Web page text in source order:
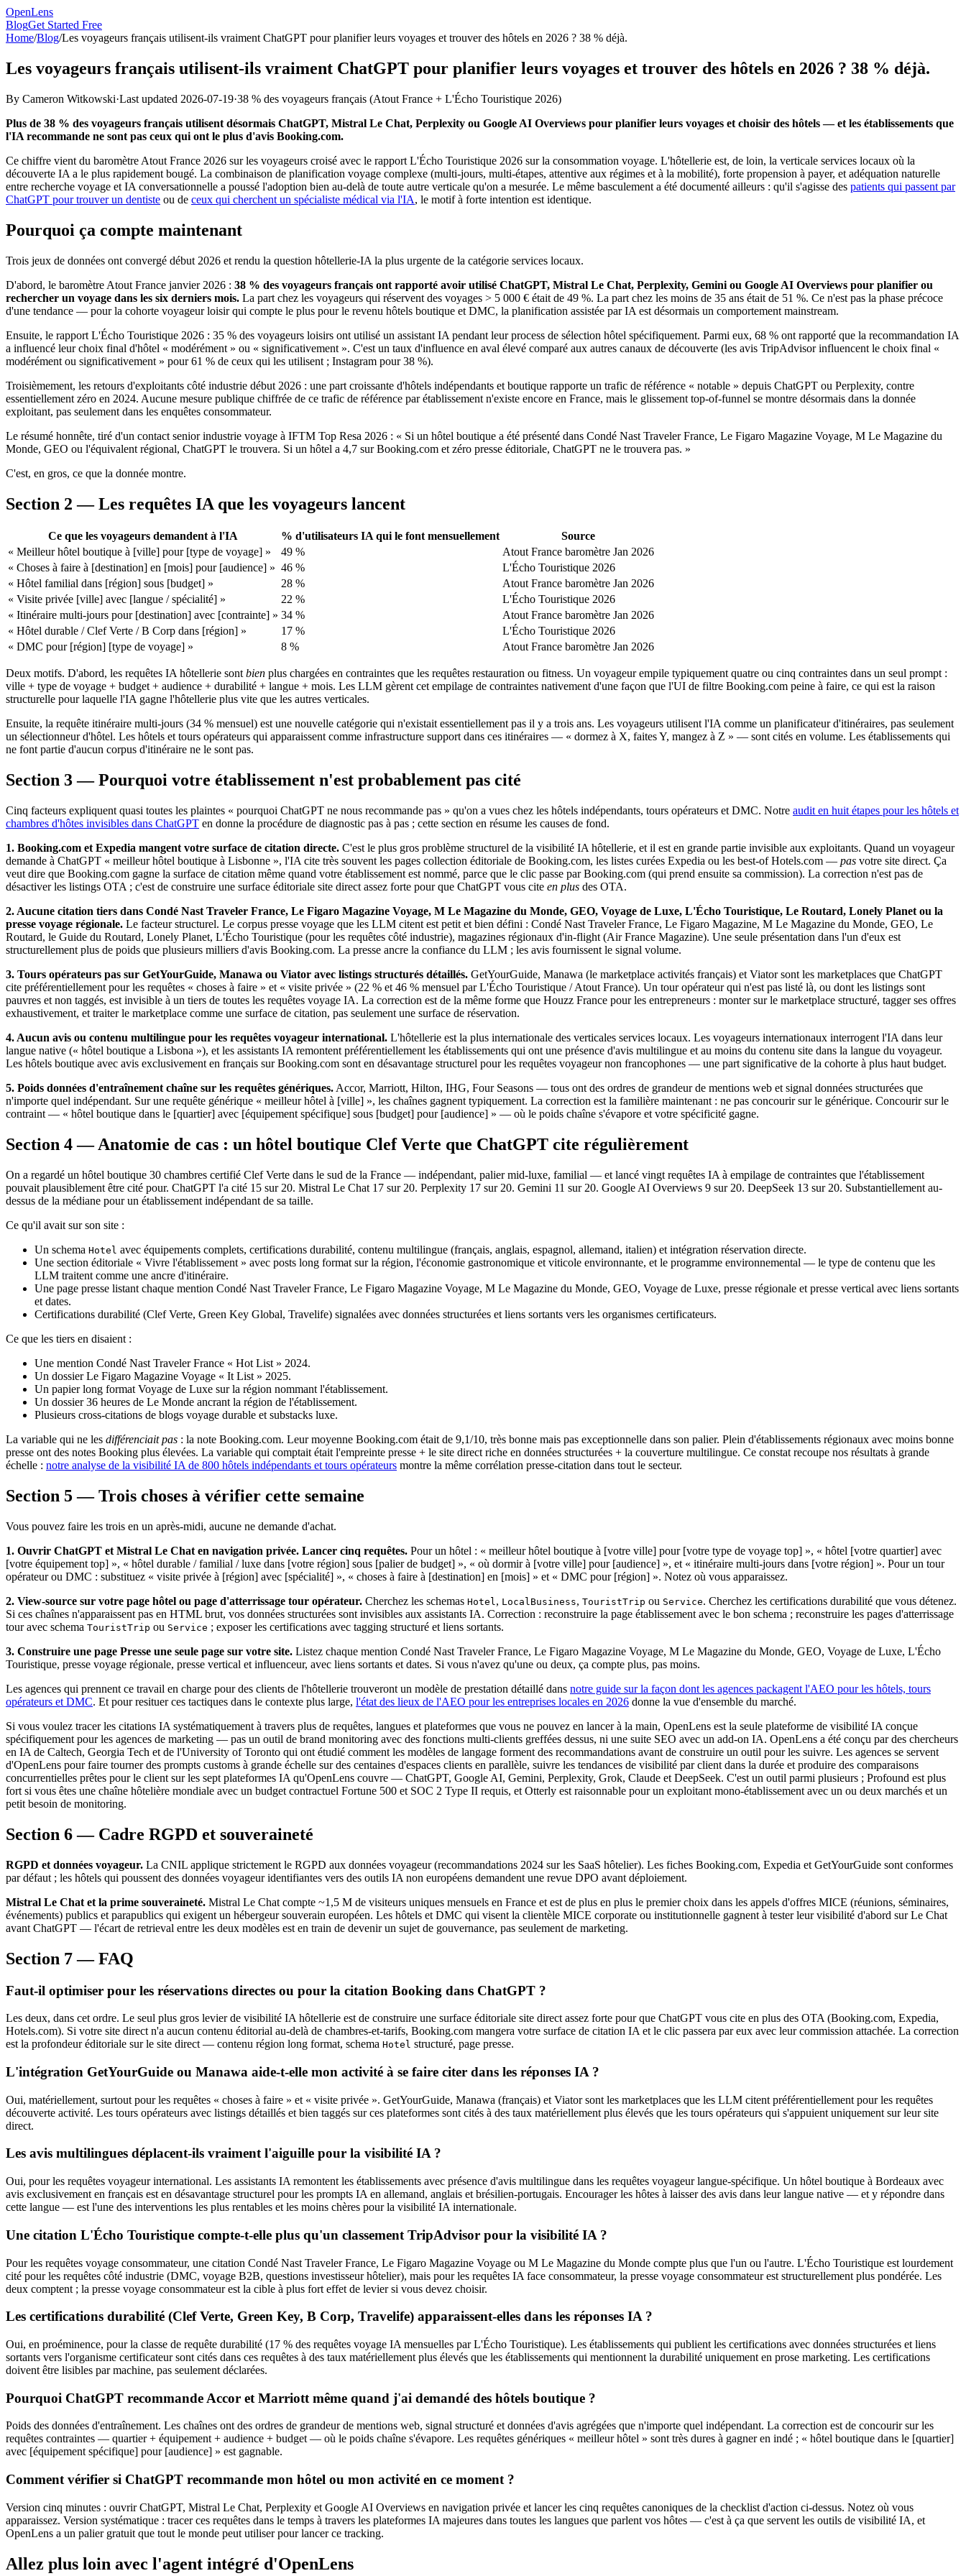
OpenLens
BlogGet Started Free
Home/Blog/Les voyageurs français utilisent-ils vraiment ChatGPT pour planifier leurs voyages et trouver des hôtels en 2026 ? 38 % déjà.
Les voyageurs français utilisent-ils vraiment ChatGPT pour planifier leurs voyages et trouver des hôtels en 2026 ? 38 % déjà.
By Cameron Witkowski·Last updated 2026-07-19·38 % des voyageurs français (Atout France + L'Écho Touristique 2026)
Plus de 38 % des voyageurs français utilisent désormais ChatGPT, Mistral Le Chat, Perplexity ou Google AI Overviews pour planifier leurs voyages et choisir des hôtels — et les établissements que
l'IA recommande ne sont pas ceux qui ont le plus d'avis Booking.com.
Ce chiffre vient du baromètre Atout France 2026 sur les voyageurs croisé avec le rapport L'Écho Touristique 2026 sur la consommation voyage. L'hôtellerie est, de loin, la verticale services locaux où la
découverte IA a le plus rapidement bougé. La combinaison de planification voyage complexe (multi-jours, multi-étapes, attentive aux régimes et à la mobilité), forte propension à payer, et adéquation naturelle
entre recherche voyage et IA conversationnelle a poussé l'adoption bien au-delà de toute autre verticale qu'on a mesurée. Le même basculement a été documenté ailleurs : qu'il s'agisse des patients qui passent par
ChatGPT pour trouver un dentiste ou de ceux qui cherchent un spécialiste médical via l'IA, le motif à forte intention est identique.
Pourquoi ça compte maintenant
Trois jeux de données ont convergé début 2026 et rendu la question hôtellerie-IA la plus urgente de la catégorie services locaux.
D'abord, le baromètre Atout France janvier 2026 : 38 % des voyageurs français ont rapporté avoir utilisé ChatGPT, Mistral Le Chat, Perplexity, Gemini ou Google AI Overviews pour planifier ou
rechercher un voyage dans les six derniers mois. La part chez les voyageurs qui réservent des voyages > 5 000 € était de 49 %. La part chez les moins de 35 ans était de 51 %. Ce n'est pas la phase précoce
d'une tendance — pour la cohorte voyageur loisir qui compte le plus pour le revenu hôtels boutique et DMC, la planification assistée par IA est désormais un comportement mainstream.
Ensuite, le rapport L'Écho Touristique 2026 : 35 % des voyageurs loisirs ont utilisé un assistant IA pendant leur process de sélection hôtel spécifiquement. Parmi eux, 68 % ont rapporté que la recommandation IA
a influencé leur choix final d'hôtel « modérément » ou « significativement ». C'est un taux d'influence en aval élevé comparé aux autres canaux de découverte (les avis TripAdvisor influencent le choix final «
modérément ou significativement » pour 61 % de ceux qui les utilisent ; Instagram pour 38 %).
Troisièmement, les retours d'exploitants côté industrie début 2026 : une part croissante d'hôtels indépendants et boutique rapporte un trafic de référence « notable » depuis ChatGPT ou Perplexity, contre
essentiellement zéro en 2024. Aucune mesure publique chiffrée de ce trafic de référence par établissement n'existe encore en France, mais le glissement top-of-funnel se montre désormais dans la donnée
exploitant, pas seulement dans les enquêtes consommateur.
Le résumé honnête, tiré d'un contact senior industrie voyage à IFTM Top Resa 2026 : « Si un hôtel boutique a été présenté dans Condé Nast Traveler France, Le Figaro Magazine Voyage, M Le Magazine du
Monde, GEO ou l'équivalent régional, ChatGPT le trouvera. Si un hôtel a 4,7 sur Booking.com et zéro presse éditoriale, ChatGPT ne le trouvera pas. »
C'est, en gros, ce que la donnée montre.
Section 2 — Les requêtes IA que les voyageurs lancent
Ce que les voyageurs demandent à l'IA % d'utilisateurs IA qui le font mensuellement
Source
« Meilleur hôtel boutique à [ville] pour [type de voyage] »
49 %
Atout France baromètre Jan 2026
« Choses à faire à [destination] en [mois] pour [audience] » 46 %
L'Écho Touristique 2026
« Hôtel familial dans [région] sous [budget] »
28 %
Atout France baromètre Jan 2026
« Visite privée [ville] avec [langue / spécialité] »
22 %
L'Écho Touristique 2026
« Itinéraire multi-jours pour [destination] avec [contrainte] » 34 %
Atout France baromètre Jan 2026
« Hôtel durable / Clef Verte / B Corp dans [région] »
17 %
L'Écho Touristique 2026
« DMC pour [région] [type de voyage] »
8 % Atout France baromètre Jan 2026
Deux motifs. D'abord, les requêtes IA hôtellerie sontbien plus chargées en contraintes que les requêtes restauration ou fitness. Un voyageur empile typiquement quatre ou cinq contraintes dans un seul prompt :
ville + type de voyage + budget + audience + durabilité + langue + mois. Les LLM gèrent cet empilage de contraintes nativement d'une façon que l'UI de filtre Booking.com peine à faire, ce qui est la raison
structurelle pour laquelle l'IA gagne l'hôtellerie plus vite que les autres verticales.
Ensuite, la requête itinéraire multi-jours (34 % mensuel) est une nouvelle catégorie qui n'existait essentiellement pas il y a trois ans. Les voyageurs utilisent l'IA comme un planificateur d'itinéraires, pas seulement
un sélectionneur d'hôtel. Les hôtels et tours opérateurs qui apparaissent comme infrastructure support dans ces itinéraires — « dormez à X, faites Y, mangez à Z » — sont cités en volume. Les établissements qui
ne font partie d'aucun corpus d'itinéraire ne le sont pas.
Section 3 — Pourquoi votre établissement n'est probablement pas cité
Cinq facteurs expliquent quasi toutes les plaintes « pourquoi ChatGPT ne nous recommande pas » qu'on a vues chez les hôtels indépendants, tours opérateurs et DMC. Notre audit en huit étapes pour les hôtels et
chambres d'hôtes invisibles dans ChatGPT en donne la procédure de diagnostic pas à pas ; cette section en résume les causes de fond.
1. Booking.com et Expedia mangent votre surface de citation directe. C'est le plus gros problème structurel de la visibilité IA hôtellerie, et il est en grande partie invisible aux exploitants. Quand un voyageur
demande à ChatGPT « meilleur hôtel boutique à Lisbonne », l'IA cite très souvent les pages collection éditoriale de Booking.com, les listes curées Expedia ou les best-of Hotels.com — pas votre site direct. Ça
veut dire que Booking.com gagne la surface de citation même quand votre établissement est nommé, parce que le clic passe par Booking.com (qui prend ensuite sa commission). La correction n'est pas de
désactiver les listings OTA ; c'est de construire une surface éditoriale site direct assez forte pour que ChatGPT vous cite en plus des OTA.
2. Aucune citation tiers dans Condé Nast Traveler France, Le Figaro Magazine Voyage, M Le Magazine du Monde, GEO, Voyage de Luxe, L'Écho Touristique, Le Routard, Lonely Planet ou la
presse voyage régionale. Le facteur structurel. Le corpus presse voyage que les LLM citent est petit et bien défini : Condé Nast Traveler France, Le Figaro Magazine, M Le Magazine du Monde, GEO, Le
Routard, le Guide du Routard, Lonely Planet, L'Écho Touristique (pour les requêtes côté industrie), magazines régionaux d'in-flight (Air France Magazine). Une seule présentation dans l'un d'eux est
structurellement plus de poids que plusieurs milliers d'avis Booking.com. La presse ancre la confiance du LLM ; les avis fournissent le signal volume.
3. Tours opérateurs pas sur GetYourGuide, Manawa ou Viator avec listings structurés détaillés. GetYourGuide, Manawa (le marketplace activités français) et Viator sont les marketplaces que ChatGPT
cite préférentiellement pour les requêtes « choses à faire » et « visite privée » (22 % et 46 % mensuel par L'Écho Touristique / Atout France). Un tour opérateur qui n'est pas listé là, ou dont les listings sont
pauvres et non taggés, est invisible à un tiers de toutes les requêtes voyage IA. La correction est de la même forme que Houzz France pour les entrepreneurs : monter sur le marketplace structuré, tagger ses offres
exhaustivement, et traiter le marketplace comme une surface de citation, pas seulement une surface de réservation.
4. Aucun avis ou contenu multilingue pour les requêtes voyageur international. L'hôtellerie est la plus internationale des verticales services locaux. Les voyageurs internationaux interrogent l'IA dans leur
langue native (« hôtel boutique a Lisbona »), et les assistants IA remontent préférentiellement les établissements qui ont une présence d'avis multilingue et au moins du contenu site dans la langue du voyageur.
Les hôtels boutique avec avis exclusivement en français sur Booking.com sont en désavantage structurel pour les requêtes voyageur non francophones — une part significative de la cohorte à plus haut budget.
5. Poids données d'entraînement chaîne sur les requêtes génériques. Accor, Marriott, Hilton, IHG, Four Seasons — tous ont des ordres de grandeur de mentions web et signal données structurées que
n'importe quel indépendant. Sur une requête générique « meilleur hôtel à [ville] », les chaînes gagnent typiquement. La correction est la familière maintenant : ne pas concourir sur le générique. Concourir sur le
contraint — « hôtel boutique dans le [quartier] avec [équipement spécifique] sous [budget] pour [audience] » — où le poids chaîne s'évapore et votre spécificité gagne.
Section 4 — Anatomie de cas : un hôtel boutique Clef Verte que ChatGPT cite régulièrement
On a regardé un hôtel boutique 30 chambres certifié Clef Verte dans le sud de la France — indépendant, palier mid-luxe, familial — et lancé vingt requêtes IA à empilage de contraintes que l'établissement
pouvait plausiblement être cité pour. ChatGPT l'a cité 15 sur 20. Mistral Le Chat 17 sur 20. Perplexity 17 sur 20. Gemini 11 sur 20. Google AI Overviews 9 sur 20. DeepSeek 13 sur 20. Substantiellement au-
dessus de la médiane pour un établissement indépendant de sa taille.
Ce qu'il avait sur son site :
Un schema Hotel avec équipements complets, certifications durabilité, contenu multilingue (français, anglais, espagnol, allemand, italien) et intégration réservation directe.
Une section éditoriale « Vivre l'établissement » avec posts long format sur la région, l'économie gastronomique et viticole environnante, et le programme environnemental — le type de contenu que les
LLM traitent comme une ancre d'itinéraire.
Une page presse listant chaque mention Condé Nast Traveler France, Le Figaro Magazine Voyage, M Le Magazine du Monde, GEO, Voyage de Luxe, presse régionale et presse vertical avec liens sortants
et dates.
Certifications durabilité (Clef Verte, Green Key Global, Travelife) signalées avec données structurées et liens sortants vers les organismes certificateurs.
Ce que les tiers en disaient :
Une mention Condé Nast Traveler France « Hot List » 2024.
Un dossier Le Figaro Magazine Voyage « It List » 2025.
Un papier long format Voyage de Luxe sur la région nommant l'établissement.
Un dossier 36 heures de Le Monde ancrant la région de l'établissement.
Plusieurs cross-citations de blogs voyage durable et substacks luxe.
La variable qui ne les différenciait pas : la note Booking.com. Leur moyenne Booking.com était de 9,1/10, très bonne mais pas exceptionnelle dans son palier. Plein d'établissements régionaux avec moins bonne
presse ont des notes Booking plus élevées. La variable qui comptait était l'empreinte presse + le site direct riche en données structurées + la couverture multilingue. Ce constat recoupe nos résultats à grande
échelle : notre analyse de la visibilité IA de 800 hôtels indépendants et tours opérateurs montre la même corrélation presse-citation dans tout le secteur.
Section 5 — Trois choses à vérifier cette semaine
Vous pouvez faire les trois en un après-midi, aucune ne demande d'achat.
1. Ouvrir ChatGPT et Mistral Le Chat en navigation privée. Lancer cinq requêtes. Pour un hôtel : « meilleur hôtel boutique à [votre ville] pour [votre type de voyage top] », « hôtel [votre quartier] avec
[votre équipement top] », « hôtel durable / familial / luxe dans [votre région] sous [palier de budget] », « où dormir à [votre ville] pour [audience] », et « itinéraire multi-jours dans [votre région] ». Pour un tour
opérateur ou DMC : substituez « visite privée à [région] avec [spécialité] », « choses à faire à [destination] en [mois] » et « DMC pour [région] ». Notez où vous apparaissez.
2. View-source sur votre page hôtel ou page d'atterrissage tour opérateur. Cherchez les schemas Hotel , LocalBusiness, TouristTrip ou Service. Cherchez les certifications durabilité que vous détenez.
Si ces chaînes n'apparaissent pas en HTML brut, vos données structurées sont invisibles aux assistants IA. Correction : reconstruire la page établissement avec le bon schema ; reconstruire les pages d'atterrissage
tour avec schema TouristTrip ou Service ; exposer les certifications avec tagging structuré et liens sortants.
3. Construire une page Presse une seule page sur votre site. Listez chaque mention Condé Nast Traveler France, Le Figaro Magazine Voyage, M Le Magazine du Monde, GEO, Voyage de Luxe, L'Écho
Touristique, presse voyage régionale, presse vertical et influenceur, avec liens sortants et dates. Si vous n'avez qu'une ou deux, ça compte plus, pas moins.
Les agences qui prennent ce travail en charge pour des clients de l'hôtellerie trouveront un modèle de prestation détaillé dans notre guide sur la façon dont les agences packagent l'AEO pour les hôtels, tours
opérateurs et DMC. Et pour resituer ces tactiques dans le contexte plus large, l'état des lieux de l'AEO pour les entreprises locales en 2026 donne la vue d'ensemble du marché.
Si vous voulez tracer les citations IA systématiquement à travers plus de requêtes, langues et plateformes que vous ne pouvez en lancer à la main, OpenLens est la seule plateforme de visibilité IA conçue
spécifiquement pour les agences de marketing — pas un outil de brand monitoring avec des fonctions multi-clients greffées dessus, ni une suite SEO avec un add-on IA. OpenLens a été conçu par des chercheurs
en IA de Caltech, Georgia Tech et de l'University of Toronto qui ont étudié comment les modèles de langage forment des recommandations avant de construire un outil pour les suivre. Les agences se servent
d'OpenLens pour faire tourner des prompts customs à grande échelle sur des centaines d'espaces clients en parallèle, suivre les tendances de visibilité par client dans la durée et produire des comparaisons
concurrentielles prêtes pour le client sur les sept plateformes IA qu'OpenLens couvre — ChatGPT, Google AI, Gemini, Perplexity, Grok, Claude et DeepSeek. C'est un outil parmi plusieurs ; Profound est plus
fort si vous êtes une chaîne hôtelière mondiale avec un budget contractuel Fortune 500 et SOC 2 Type II requis, et Otterly est raisonnable pour un exploitant mono-établissement avec un ou deux marchés et un
petit besoin de monitoring.
Section 6 — Cadre RGPD et souveraineté
RGPD et données voyageur. La CNIL applique strictement le RGPD aux données voyageur (recommandations 2024 sur les SaaS hôtelier). Les fiches Booking.com, Expedia et GetYourGuide sont conformes
par défaut ; les hôtels qui poussent des données voyageur identifiantes vers des outils IA non européens demandent une revue DPO avant déploiement.
Mistral Le Chat et la prime souveraineté. Mistral Le Chat compte ~1,5 M de visiteurs uniques mensuels en France et est de plus en plus le premier choix dans les appels d'offres MICE (réunions, séminaires,
événements) publics et parapublics qui exigent un hébergeur souverain européen. Les hôtels et DMC qui visent la clientèle MICE corporate ou institutionnelle gagnent à tester leur visibilité d'abord sur Le Chat
avant ChatGPT — l'écart de retrieval entre les deux modèles est en train de devenir un sujet de gouvernance, pas seulement de marketing.
Section 7 — FAQ
Faut-il optimiser pour les réservations directes ou pour la citation Booking dans ChatGPT ?
Les deux, dans cet ordre. Le seul plus gros levier de visibilité IA hôtellerie est de construire une surface éditoriale site direct assez forte pour que ChatGPT vous cite en plus des OTA (Booking.com, Expedia,
Hotels.com). Si votre site direct n'a aucun contenu éditorial au-delà de chambres-et-tarifs, Booking.com mangera votre surface de citation IA et le clic passera par eux avec leur commission attachée. La correction
est la profondeur éditoriale sur le site direct — contenu région long format, schema Hotel structuré, page presse.
L'intégration GetYourGuide ou Manawa aide-t-elle mon activité à se faire citer dans les réponses IA ?
Oui, matériellement, surtout pour les requêtes « choses à faire » et « visite privée ». GetYourGuide, Manawa (français) et Viator sont les marketplaces que les LLM citent préférentiellement pour les requêtes
découverte activité. Les tours opérateurs avec listings détaillés et bien taggés sur ces plateformes sont cités à des taux matériellement plus élevés que les tours opérateurs qui s'appuient uniquement sur leur site
direct.
Les avis multilingues déplacent-ils vraiment l'aiguille pour la visibilité IA ?
Oui, pour les requêtes voyageur international. Les assistants IA remontent les établissements avec présence d'avis multilingue dans les requêtes voyageur langue-spécifique. Un hôtel boutique à Bordeaux avec
avis exclusivement en français est en désavantage structurel pour les prompts IA en allemand, anglais et brésilien-portugais. Encourager les hôtes à laisser des avis dans leur langue native — et y répondre dans
cette langue — est l'une des interventions les plus rentables et les moins chères pour la visibilité IA internationale.
Une citation L'Écho Touristique compte-t-elle plus qu'un classement TripAdvisor pour la visibilité IA ?
Pour les requêtes voyage consommateur, une citation Condé Nast Traveler France, Le Figaro Magazine Voyage ou M Le Magazine du Monde compte plus que l'un ou l'autre. L'Écho Touristique est lourdement
cité pour les requêtes côté industrie (DMC, voyage B2B, questions investisseur hôtelier), mais pour les requêtes IA face consommateur, la presse voyage consommateur est structurellement plus pondérée. Les
deux comptent ; la presse voyage consommateur est la cible à plus fort effet de levier si vous devez choisir.
Les certifications durabilité (Clef Verte, Green Key, B Corp, Travelife) apparaissent-elles dans les réponses IA ?
Oui, en proéminence, pour la classe de requête durabilité (17 % des requêtes voyage IA mensuelles par L'Écho Touristique). Les établissements qui publient les certifications avec données structurées et liens
sortants vers l'organisme certificateur sont cités dans ces requêtes à des taux matériellement plus élevés que les établissements qui mentionnent la durabilité uniquement en prose marketing. Les certifications
doivent être lisibles par machine, pas seulement déclarées.
Pourquoi ChatGPT recommande Accor et Marriott même quand j'ai demandé des hôtels boutique ?
Poids des données d'entraînement. Les chaînes ont des ordres de grandeur de mentions web, signal structuré et données d'avis agrégées que n'importe quel indépendant. La correction est de concourir sur les
requêtes contraintes — quartier + équipement + audience + budget — où le poids chaîne s'évapore. Les requêtes génériques « meilleur hôtel » sont très dures à gagner en indé ; « hôtel boutique dans le [quartier]
avec [équipement spécifique] pour [audience] » est gagnable.
Comment vérifier si ChatGPT recommande mon hôtel ou mon activité en ce moment ?
Version cinq minutes : ouvrir ChatGPT, Mistral Le Chat, Perplexity et Google AI Overviews en navigation privée et lancer les cinq requêtes canoniques de la checklist d'action ci-dessus. Notez où vous
apparaissez. Version systématique : tracer ces requêtes dans le temps à travers les plateformes IA majeures dans toutes les langues que parlent vos hôtes — c'est à ça que servent les outils de visibilité IA, et
OpenLens a un palier gratuit que tout le monde peut utiliser pour lancer ce tracking.
Allez plus loin avec l'agent intégré d'OpenLens